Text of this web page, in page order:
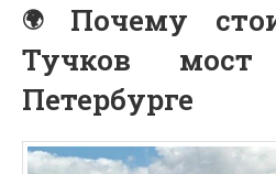
Почему
Тучков
Петербурге